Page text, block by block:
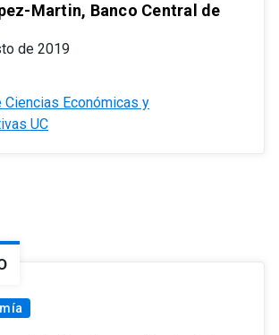
Martin, Banco Central de
de 2019
Ciencias Económicas y
UC